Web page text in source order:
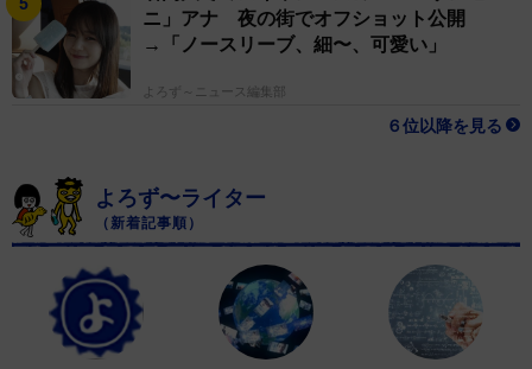
ニ」アナ 夜の街でオフショット公開
→「ノースリーブ、細〜、可愛い」
よろず～ニュース編集部
６位以降を見る
よろず〜ライター
（新着記事順）